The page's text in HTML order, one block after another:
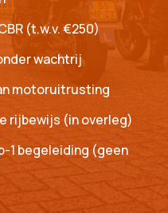
(t.w.v. €250)
wachtrij
motoruitrusting
rijbewijs (in overleg)
1 begeleiding (geen